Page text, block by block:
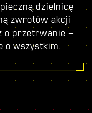
dzielnicę
zwrotów akcji
o przetrwanie —
o wszystkim.